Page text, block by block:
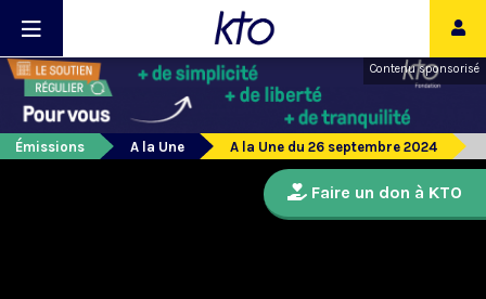
Contenu sponsorisé
Émissions A la Une A la Une du 26 septembre 2024
Faire un don à KTO